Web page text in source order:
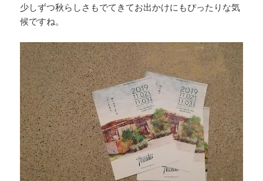
少しずつ秋らしさもでてきてお出かけにもぴったりな気
候ですね。